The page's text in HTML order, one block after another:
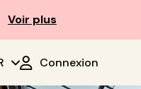
Voir plus
Connexion